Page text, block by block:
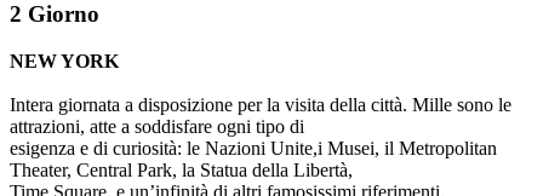
2 Giorno
NEW YORK
Intera giornata a disposizione per la visita della città. Mille sono le
attrazioni, atte a soddisfare ogni tipo di
esigenza e di curiosità: le Nazioni Unite,i Musei, il Metropolitan
Theater, Central Park, la Statua della Libertà,